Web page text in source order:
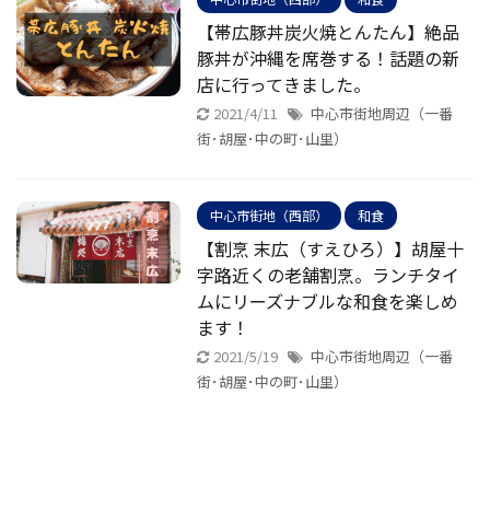
【帯広豚丼炭火焼とんたん】絶品
豚丼が沖縄を席巻する！話題の新
店に行ってきました。
2021/4/11
中心市街地周辺（一番
街･胡屋･中の町･山里）
中心市街地（西部） 和食
【割烹 末広（すえひろ）】胡屋十
字路近くの老舗割烹。ランチタイ
ムにリーズナブルな和食を楽しめ
ます！
2021/5/19
中心市街地周辺（一番
街･胡屋･中の町･山里）